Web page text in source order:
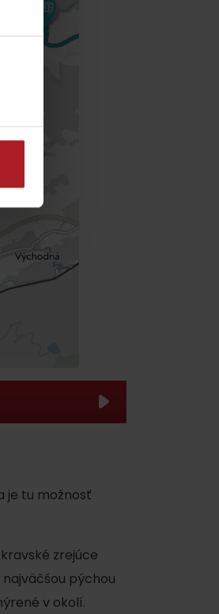
je tu možnosť
zrejúce
pýchou
v okolí.